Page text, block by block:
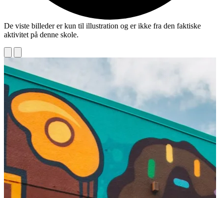
De viste billeder er kun til illustration og er ikke fra den faktiske
aktivitet på denne skole.